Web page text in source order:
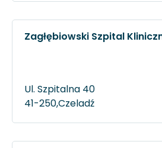
Zagłębiowski Szpital
Ul. Szpitalna 40
41-250,Czeladź